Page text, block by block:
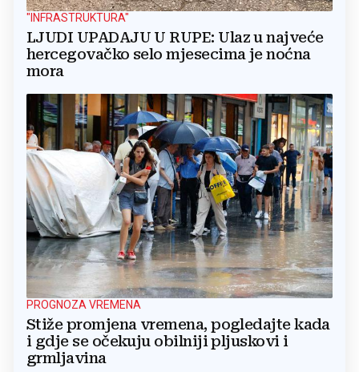
"INFRASTRUKTURA"
LJUDI UPADAJU U RUPE: Ulaz u najveće
hercegovačko selo mjesecima je noćna
mora
PROGNOZA VREMENA
Stiže promjena vremena, pogledajte kada
i gdje se očekuju obilniji pljuskovi i
grmljavina